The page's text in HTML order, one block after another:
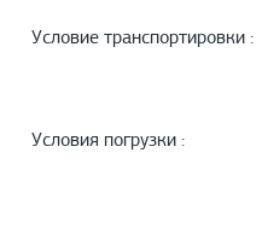
Условие транспортировки :
Условия погрузки :